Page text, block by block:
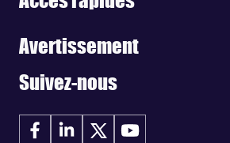
Avertissement
Suivez-nous